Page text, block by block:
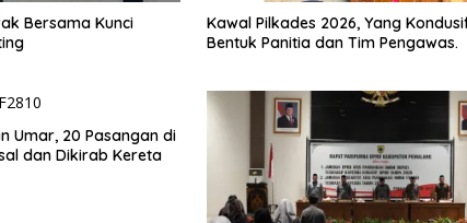
Bersama Kunci
Kawal Pilkades 2026, Yang
Bentuk Panitia dan Tim Pengawas.
Umar, 20 Pasangan di
dan Dikirab Kereta